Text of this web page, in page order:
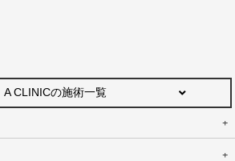
A CLINICの施術一覧